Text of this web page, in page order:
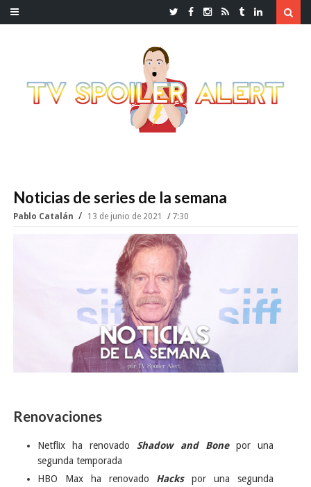
Noticias de series de la semana
Pablo Catalán 13 de junio de 2021 7:30
Renovaciones
Netflix ha renovado Shadow and Bonepor una
segunda temporada
HBO Max ha renovado Hackspor una segunda